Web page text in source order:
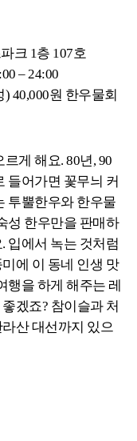
크 1층 107호
– 24:00
40,000원 한우물회
게 해요. 80년, 90
들어가면 꽃무늬 커
투뿔한우와 한우물
성 한우만을 판매하
입에서 녹는 것처럼
에 이 동네 인생 맛
행을 하게 해주는 레
겠죠? 참이슬과 처
산 대선까지 있으